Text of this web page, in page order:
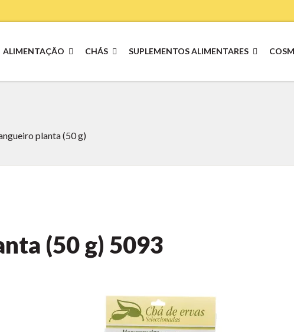
ALIMENTAÇÃO CHÁS SUPLEMENTOS ALIMENTARES
planta (50 g)
(50 g) 5093